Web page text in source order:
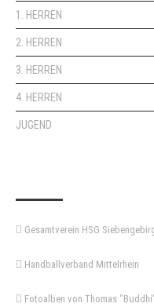
1. HERREN
2. HERREN
3. HERREN
4. HERREN
JUGEND
Gesamtverein HSG
Handballverband Mittelrhein
Fotoalben von Thomas